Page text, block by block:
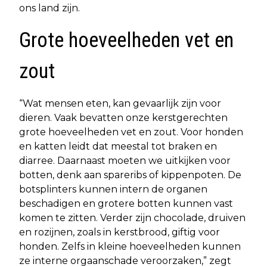
ons land zijn.
Grote hoeveelheden vet en
zout
“Wat mensen eten, kan gevaarlijk zijn voor
dieren. Vaak bevatten onze kerstgerechten
grote hoeveelheden vet en zout. Voor honden
en katten leidt dat meestal tot braken en
diarree. Daarnaast moeten we uitkijken voor
botten, denk aan spareribs of kippenpoten. De
botsplinters kunnen intern de organen
beschadigen en grotere botten kunnen vast
komen te zitten. Verder zijn chocolade, druiven
en rozijnen, zoals in kerstbrood, giftig voor
honden. Zelfs in kleine hoeveelheden kunnen
ze interne orgaanschade veroorzaken,” zegt